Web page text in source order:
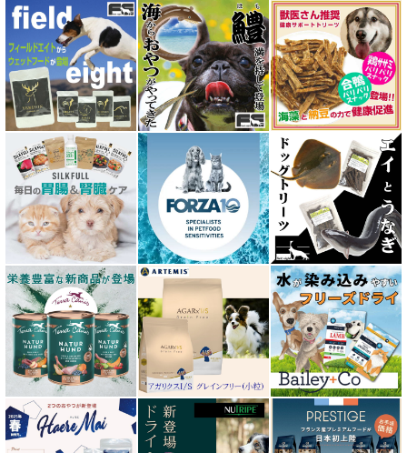
ウェルネス ヘルシーバランス
ウルフブラット WOLFSBLUT
エーワン AWAN DOG FOOD
エーにゃん Anyan 猫用おやつ
エクイリブリア EQUILIBRIA
エンパイア EMPIRE
オージー ラム プラス Aussie Lamb Plus
カントリーロード Country Roads
キアオラ kiaora
キャノフィラ
グリーンフィッシュ GreenFish